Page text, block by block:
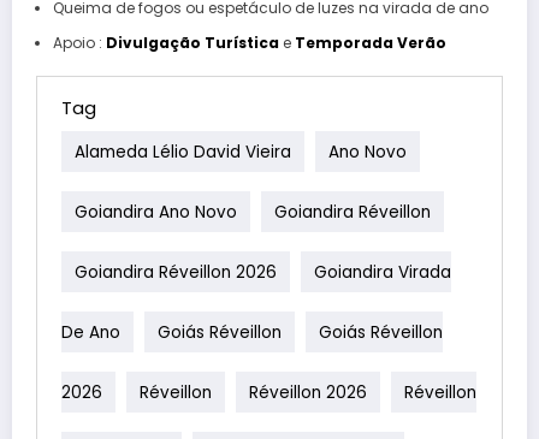
Queima de fogos ou espetáculo de luzes na virada de ano
Apoio : Divulgação Turísticae Temporada Verão
Tag
Alameda Lélio David Vieira Ano Novo
Goiandira Ano Novo Goiandira Réveillon
Goiandira Réveillon 2026 Goiandira Virada
De Ano Goiás Réveillon Goiás Réveillon
2026 Réveillon Réveillon 2026 Réveillon